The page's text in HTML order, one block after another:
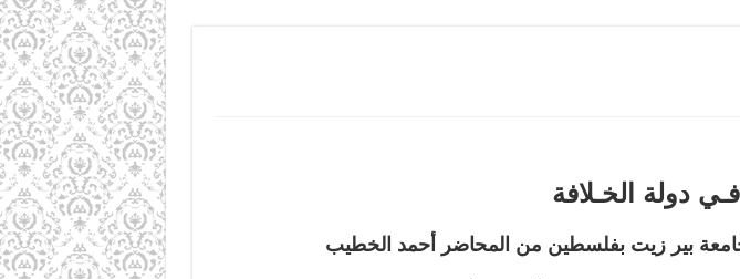
فـي دولة الخـلافة
بير زيت بفلسطين من المحاضر أحمد الخطيب